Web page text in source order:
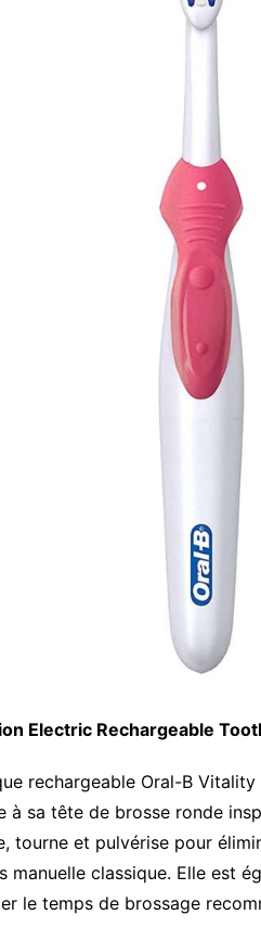
Electric Rechargeable
rechargeable Oral-B
à sa tête de brosse ronde
tourne et pulvérise pour
manuelle classique. Elle est
le temps de brossage